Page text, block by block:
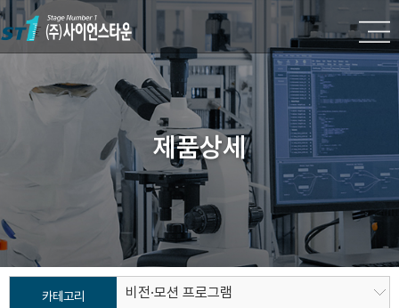
제품상세
카테고리 비전·모션 프로그램